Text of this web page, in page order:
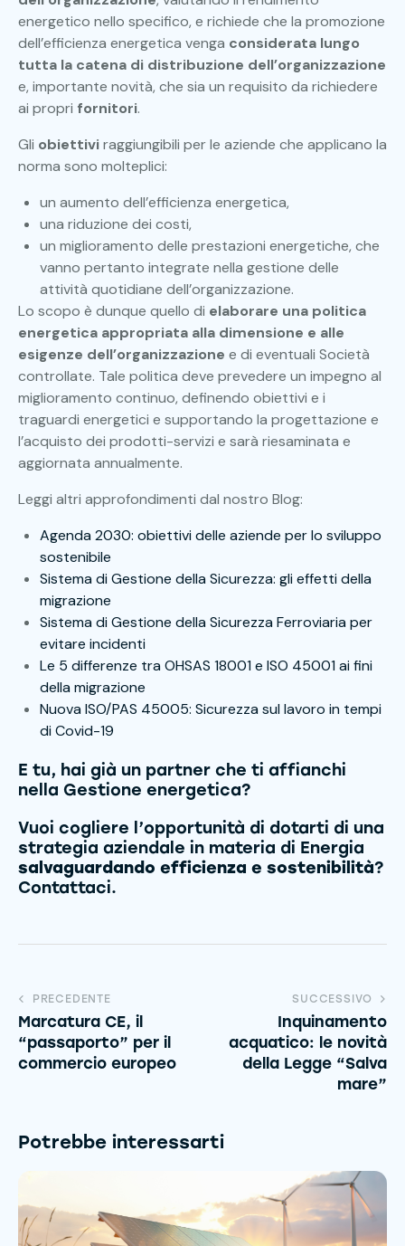
energetico nello specifico, e richiede che la promozione
dell’efficienza energetica venga considerata lungo
tutta la catena di distribuzione dell’organizzazione
e, importante novità, che sia un requisito da richiedere
ai propri fornitori.
Gli obiettiviraggiungibili per le aziende che applicano la
norma sono molteplici:
un aumento dell’efficienza energetica,
una riduzione dei costi,
un miglioramento delle prestazioni energetiche, che
vanno pertanto integrate nella gestione delle
attività quotidiane dell’organizzazione.
Lo scopo è dunque quello di elaborare una politica
energetica appropriata alla dimensione e alle
esigenze dell’organizzazione e di eventuali Società
controllate. Tale politica deve prevedere un impegno al
miglioramento continuo, definendo obiettivi e i
traguardi energetici e supportando la progettazione e
l’acquisto dei prodotti-servizi e sarà riesaminata e
aggiornata annualmente.
Leggi altri approfondimenti dal nostro Blog:
Agenda 2030: obiettivi delle aziende per lo sviluppo
sostenibile
Sistema di Gestione della Sicurezza: gli effetti della
migrazione
Sistema di Gestione della Sicurezza Ferroviaria per
evitare incidenti
Le 5 differenze tra OHSAS 18001 e ISO 45001 ai fini
della migrazione
Nuova ISO/PAS 45005: Sicurezza sul lavoro in tempi
di Covid-19
E tu, hai già un partner che ti affianchi
nella Gestione energetica?
Vuoi cogliere l’opportunità di dotarti di una
strategia aziendale in materia di Energia
salvaguardando efficienza e sostenibilità?
Contattaci.
PRECEDENTE
Marcatura CE, il
“passaporto” per il
commercio europeo
SUCCESSIVO
Inquinamento
acquatico: le novità
della Legge “Salva
mare”
Potrebbe interessarti